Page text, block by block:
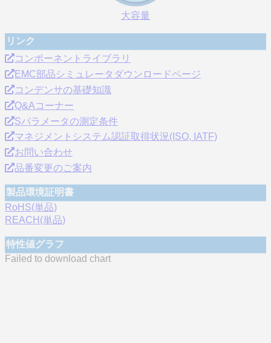
大容量
リンク
コンポーネントライブラリ
EMC部品シミュレータダウンロードページ
コンデンサの基礎知識
Q&Aコーナー
Sパラメータの測定条件
マネジメントシステム認証取得状況(ISO, IATF)
お問い合わせ
品番変更のご案内
製品環境証明書
RoHS(単品)
REACH(単品)
特性値グラフ
Failed to download chart